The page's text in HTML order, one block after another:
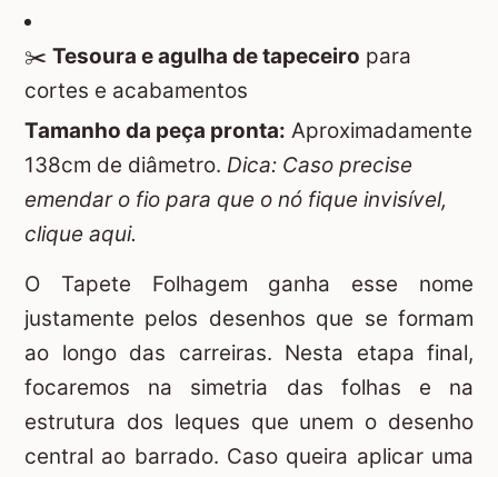
✂️ Tesoura e agulha de tapeceiro para
cortes e acabamentos
Tamanho da peça pronta: Aproximadamente
138cm de diâmetro. Dica: Caso precise
emendar o fio para que o nó fique invisível,
clique aqui.
O Tapete Folhagem ganha esse nome
justamente pelos desenhos que se formam
ao longo das carreiras. Nesta etapa final,
focaremos na simetria das folhas e na
estrutura dos leques que unem o desenho
central ao barrado. Caso queira aplicar uma